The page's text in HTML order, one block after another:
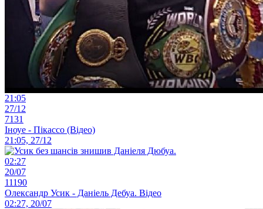
21:05
27/12
7131
Іноуе - Пікассо (Відео)
21:05, 27/12
02:27
20/07
11190
Олександр Усик - Даніель Дебуа. Відео
02:27, 20/07